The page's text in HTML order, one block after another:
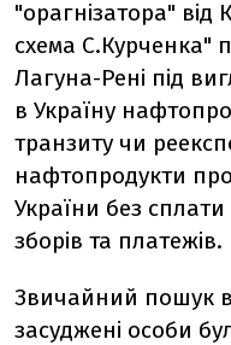
"орагнізатора"
схема С.Курченка"
Лагуна-Рені під
в Україну
транзиту чи
нафтопродукти
України без
зборів та платежів.
Звичайний пошук в
засуджені особи